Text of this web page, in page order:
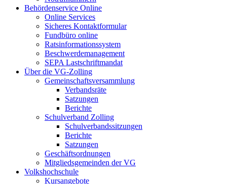
Behördenservice Online
Online Services
Sicheres Kontaktformular
Fundbüro online
Ratsinformationssystem
Beschwerdemanagement
SEPA Lastschriftmandat
Über die VG-Zolling
Gemeinschaftsversammlung
Verbandsräte
Satzungen
Berichte
Schulverband Zolling
Schulverbandssitzungen
Berichte
Satzungen
Geschäftsordnungen
Mitgliedsgemeinden der VG
Volkshochschule
Kursangebote